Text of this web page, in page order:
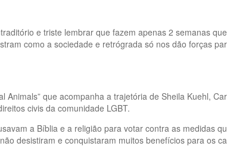
e triste lembrar que fazem apenas 2 semanas
como a sociedade e retrógrada só nos dão forças
que acompanha a trajetória de Sheila Kuehl,
civis da comunidade LGBT.
a Bíblia e a religião para votar contra as medidas
desistiram e conquistaram muitos benefícios para os